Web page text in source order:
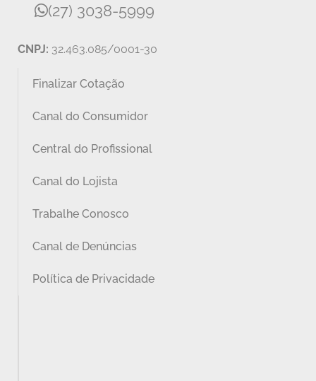
(27) 3038-5999
CNPJ: 32.463.085/0001-30
Finalizar Cotação
Canal do Consumidor
Central do Profissional
Canal do Lojista
Trabalhe Conosco
Canal de Denúncias
Política de Privacidade